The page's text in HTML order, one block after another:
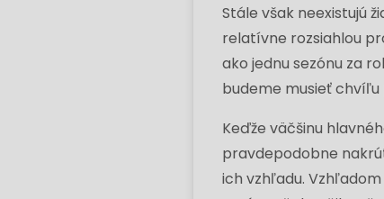
Stále však neexistujú
relatívne rozsiahlou
ako jednu sezónu za
budeme musieť chvíľu
Keďže väčšinu
pravdepodobne
ich vzhľadu.